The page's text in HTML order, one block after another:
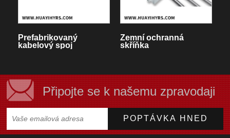
Prefabrikovaný
kabelový spoj
Zemní ochranná
skříňka
Připojte se k našemu zpravodaji